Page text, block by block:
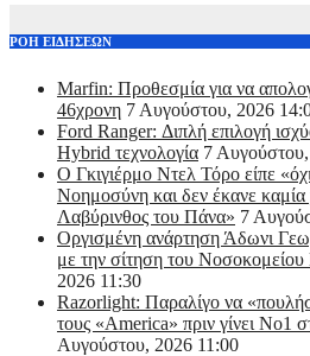
ΡΟΗ ΕΙΔΗΣΕΩΝ
Marfin: Προθεσμία για να
46χρονη 7 Αυγούστου, 2026
Ford Ranger: Διπλή επιλογή
Hybrid τεχνολογία 7
Ο Γκιγιέρμο Ντελ Τόρο είπε
Νοημοσύνη και δεν έκανε
Λαβύρινθος του Πάνα» 7
Οργισμένη ανάρτηση Άδωνι
με την σίτηση του Νοσοκομείου
2026 11:30
Razorlight: Παραλίγο να
τους «America» πριν γίνει Νο1
Αυγούστου, 2026 11:00